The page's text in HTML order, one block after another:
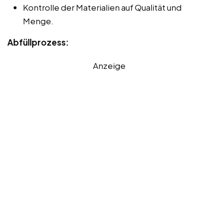
Kontrolle der Materialien auf Qualität und
Menge.
Abfüllprozess:
Anzeige